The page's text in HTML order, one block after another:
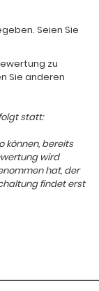
Seien Sie
zu
Sie anderen
statt:
können, bereits
wird
hat, der
findet erst